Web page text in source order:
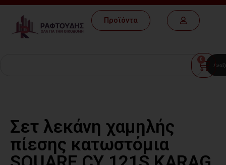
Προϊόντα
0
Σετ λεκάνη χαμηλής
πίεσης κατωστόμια